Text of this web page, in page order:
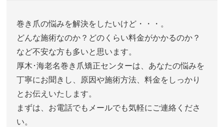
巻き爪の悩みを解決をしたいけど・・・。
どんな施術なのか？どのくらい料金がかかるのか？
など不安な方も多いと思います。
厚木･海老名巻き爪矯正センターは、あなたの悩みを
丁寧にお聞きし、原因や施術方法、料金をしっかり
とお伝えいたします。
まずは、お電話でもメールでも気軽にご連絡くださ
い。